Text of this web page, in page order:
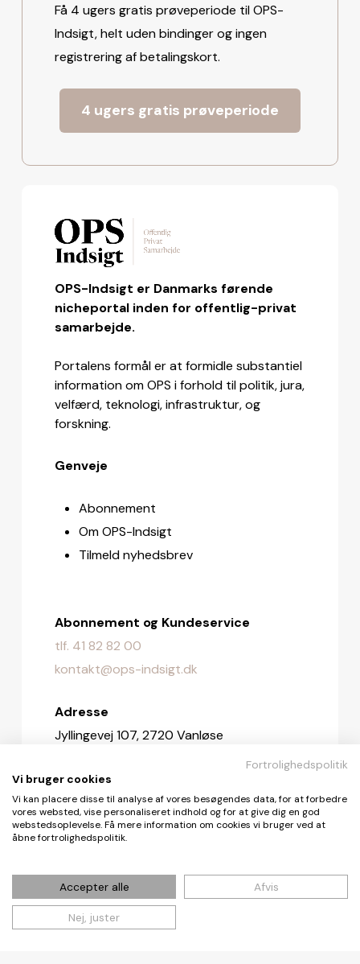
Få 4 ugers gratis prøveperiode til OPS-
Indsigt, helt uden bindinger og ingen
registrering af betalingskort.
4 ugers gratis prøveperiode
OPS-Indsigt er Danmarks førende
nicheportal inden for offentlig-privat
samarbejde.
Portalens formål er at formidle substantiel
information om OPS i forhold til politik, jura,
velfærd, teknologi, infrastruktur, og
forskning.
Genveje
Abonnement
Om OPS-Indsigt
Tilmeld nyhedsbrev
Abonnement og Kundeservice
tlf. 41 82 82 00
kontakt@ops-indsigt.dk
Adresse
Jyllingevej 107, 2720 Vanløse
Redaktionen
redaktionen@ops-indsigt.dk
© De Fire Vinde ApS 2026
Fortrolighedspolitik
Vi bruger cookies
Vi kan placere disse til analyse af vores besøgendes data, for at forbedre
vores websted, vise personaliseret indhold og for at give dig en god
webstedsoplevelse. Få mere information om cookies vi bruger ved at
åbne fortrolighedspolitik.
Accepter alle Afvis
Nej, juster